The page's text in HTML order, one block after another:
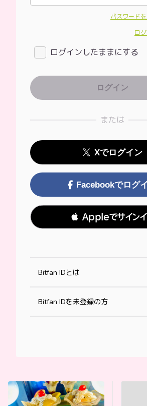
パスワード
ロ
ログインしたままにする
または
Xでログイン
Facebookでログ
 Appleでサイン
Bitfan IDとは
Bitfan IDを未登録の方